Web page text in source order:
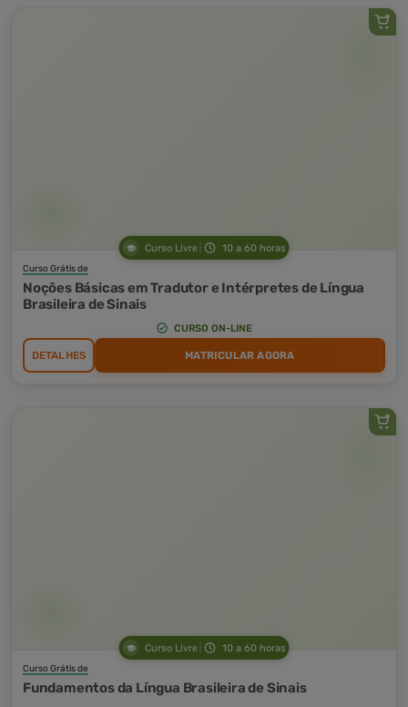
Curso Livre 10 a 60 horas
Curso Grátis de
Noções Básicas em Tradutor e Intérpretes de Língua
Brasileira de Sinais
CURSO ON-LINE
DETALHES MATRICULAR AGORA
Curso Livre 10 a 60 horas
Curso Grátis de
Fundamentos da Língua Brasileira de Sinais